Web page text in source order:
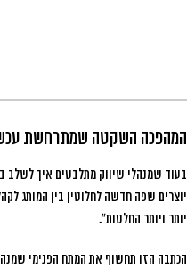
המהפכה השקטה שמתרחשת
בעוד שמנהלי שיווק מתלבטים איך לשלב
יוצרים שפה חדשה לחלוטין בין המותג
יותר ויותר החלטות”.
הכתבה הזו תחשוף את המתח הפנימי